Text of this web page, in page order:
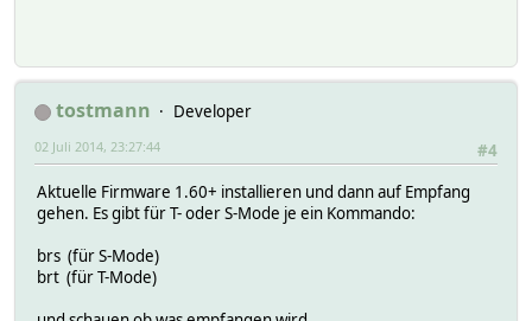
tostmann
Developer
#4
02 Juli 2014, 23:27:44
Aktuelle Firmware 1.60+ installieren und dann auf Empfang
gehen. Es gibt für T- oder S-Mode je ein Kommando:
brs (für S-Mode)
brt (für T-Mode)